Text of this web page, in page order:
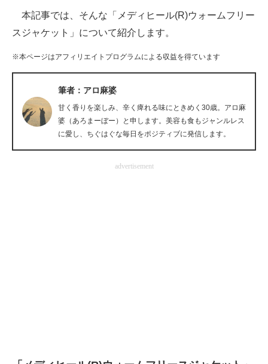
進化するPCとデバイスの未来
AI活用のいまが分かる
企業ITのトレンドを詳説
本記事では、そんな「メディヒール(R)ウォームフリー
スジャケット」について紹介します。
※本ページはアフィリエイトプログラムによる収益を得ています
筆者：アロ麻婆
甘く香りを楽しみ、辛く痺れる味にときめく30歳。アロ麻
婆（あろまーぼー）と申します。美容も食もジャンルレス
に愛し、ちぐはぐな毎日をポジティブに発信します。
advertisement